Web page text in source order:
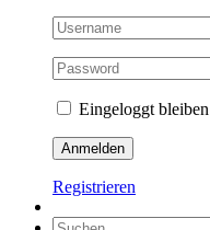
Eingeloggt bleiben
Registrieren
Suche